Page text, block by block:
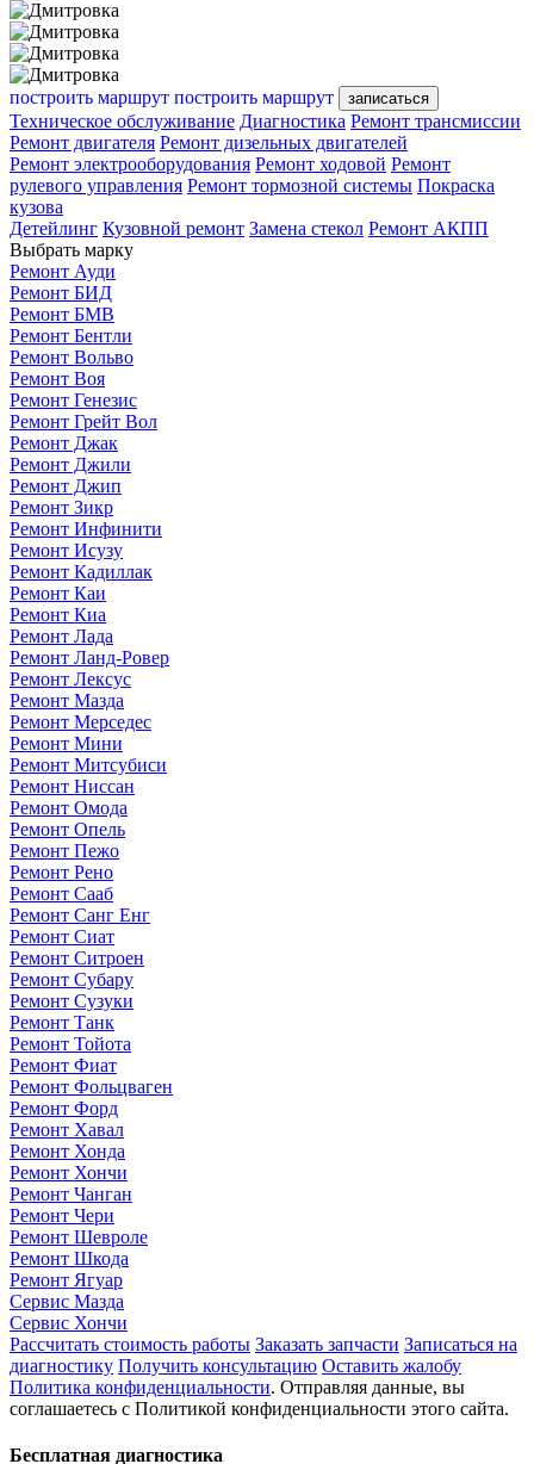
построить маршрут построить маршрут записаться
Техническое обслуживание Диагностика Ремонт трансмиссии
Ремонт двигателя Ремонт дизельных двигателей
Ремонт электрооборудования Ремонт ходовой Ремонт
рулевого управления Ремонт тормозной системы Покраска
кузова
Детейлинг Кузовной ремонт Замена стекол Ремонт АКПП
Выбрать марку
Ремонт Ауди
Ремонт БИД
Ремонт БМВ
Ремонт Бентли
Ремонт Вольво
Ремонт Воя
Ремонт Генезис
Ремонт Грейт Вол
Ремонт Джак
Ремонт Джили
Ремонт Джип
Ремонт Зикр
Ремонт Инфинити
Ремонт Исузу
Ремонт Кадиллак
Ремонт Каи
Ремонт Киа
Ремонт Лада
Ремонт Ланд-Ровер
Ремонт Лексус
Ремонт Мазда
Ремонт Мерседес
Ремонт Мини
Ремонт Митсубиси
Ремонт Ниссан
Ремонт Омода
Ремонт Опель
Ремонт Пежо
Ремонт Рено
Ремонт Сааб
Ремонт Санг Енг
Ремонт Сиат
Ремонт Ситроен
Ремонт Субару
Ремонт Сузуки
Ремонт Танк
Ремонт Тойота
Ремонт Фиат
Ремонт Фольцваген
Ремонт Форд
Ремонт Хавал
Ремонт Хонда
Ремонт Хончи
Ремонт Чанган
Ремонт Чери
Ремонт Шевроле
Ремонт Шкода
Ремонт Ягуар
Сервис Мазда
Сервис Хончи
Рассчитать стоимость работы Заказать запчасти Записаться на
диагностику Получить консультацию Оставить жалобу
Политика конфиденциальности. Отправляя данные, вы
соглашаетесь с Политикой конфиденциальности этого сайта.
Бесплатная диагностика